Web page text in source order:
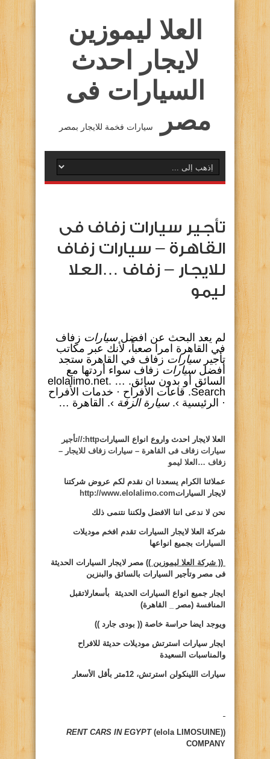
العلا ليموزين
لايجار احدث
السيارات فى
مصر
سيارات فخمة للايجار بمصر
تأجير سيارات زفاف فى
القاهرة – سيارات زفاف
للايجار – زفاف …العلا
ليمو
لم يعد البحث عن افضلسيارات زفاف
في القاهرة امرا صعباً، لأنك عبر مكاتب
تأجيرسيارات زفاف في القاهرة ستجد
أفضلسيارات زفاف سواء أردتها مع
السائق أو بدون سائق. … elolalimo.net.
Search. قاعات الأفراح · خدمات الأفراح
· الرئيسية ›.سيارة الزفة ›. القاهرة …
العلا لايجار احدث واروع انواع السيارات
http://تأجير
سيارات زفاف فى القاهرة – سيارات زفاف للايجار –
زفاف …العلا ليمو
عملائنا الكرام يسعدنا ان نقدم لكم عروض شركتنا
لايجار السياراتhttp://www.elolalimo.com
نحن لا ندعى اننا الافضل ولكننا نتنمى ذلك
شركة العلا لايجار السيارات تقدم افخم موديلات
السيارات بجميع انواعها
(( شركة العلا ليموزين )) مصر لايجار السيارات الحديثة
فى مصر وتأجير السيارات بالسائق والبنزين
ايجار جميع انواع السيارات الحديثة بأسعارلاتقبل
المنافسة (مصر _ القاهرة)
ويوجد ايضا حراسة خاصة (( بودى جارد ))
ايجار سيارات استرتش موديلات حديثة للافراح
والمناسبات السعيدة
سيارات اللينكولن استرتش، 12متر بأقل الأسعار
RENT CARS IN EGYPT (elola LIMOSUINE))
COMPANY